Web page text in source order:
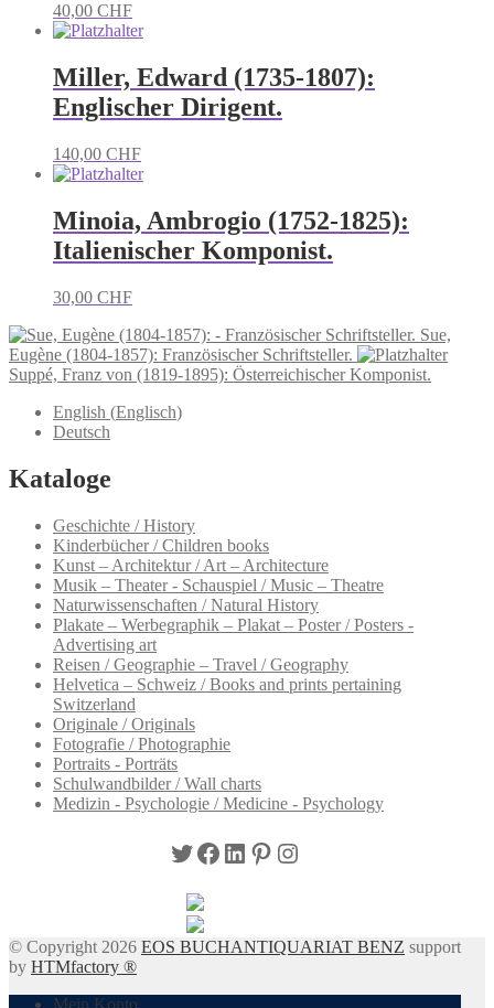
40,00 CHF
Miller, Edward (1735-1807):
Englischer Dirigent.
140,00 CHF
Minoia, Ambrogio (1752-1825):
Italienischer Komponist.
30,00 CHF
Sue,
Eugène (1804-1857): Französischer Schriftsteller.
Suppé, Franz von (1819-1895): Österreichischer Komponist.
English (Englisch)
Deutsch
Kataloge
Geschichte / History
Kinderbücher / Children books
Kunst – Architektur / Art – Architecture
Musik – Theater - Schauspiel / Music – Theatre
Naturwissenschaften / Natural History
Plakate – Werbegraphik – Plakat – Poster / Posters -
Advertising art
Reisen / Geographie – Travel / Geography
Helvetica – Schweiz / Books and prints pertaining
Switzerland
Originale / Originals
Fotografie / Photographie
Portraits - Porträts
Schulwandbilder / Wall charts
Medizin - Psychologie / Medicine - Psychology
Twitter
Facebook
LinkedIn
Pinterest
Instagram
© Copyright 2026 EOS BUCHANTIQUARIAT BENZ support
by HTMfactory ®
Mein Konto